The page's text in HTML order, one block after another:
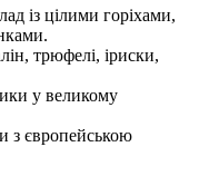
із цілими горіхами,
трюфелі, іриски,
у великому
з європейською